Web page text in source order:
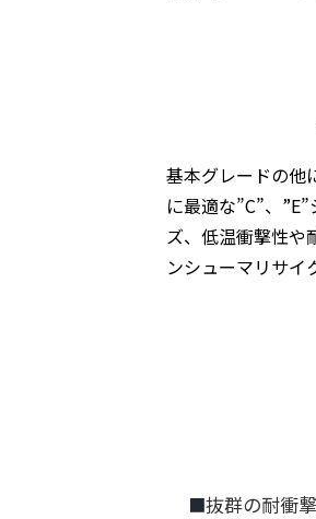
基本グレードの他
に最適な”C”、
ズ、低温衝撃性や
ンシューマリサイ
■抜群の耐衝